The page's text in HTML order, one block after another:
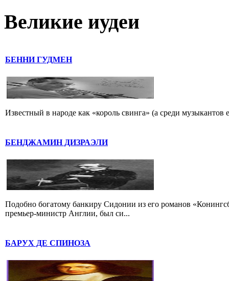
Великие иудеи
БЕННИ ГУДМЕН
Известный в народе как «король свинга» (а среди
БЕНДЖАМИН ДИЗРАЭЛИ
Подобно богатому банкиру Сидонии из его романов
премьер-министр Англии, был си...
БАРУХ ДЕ СПИНОЗА